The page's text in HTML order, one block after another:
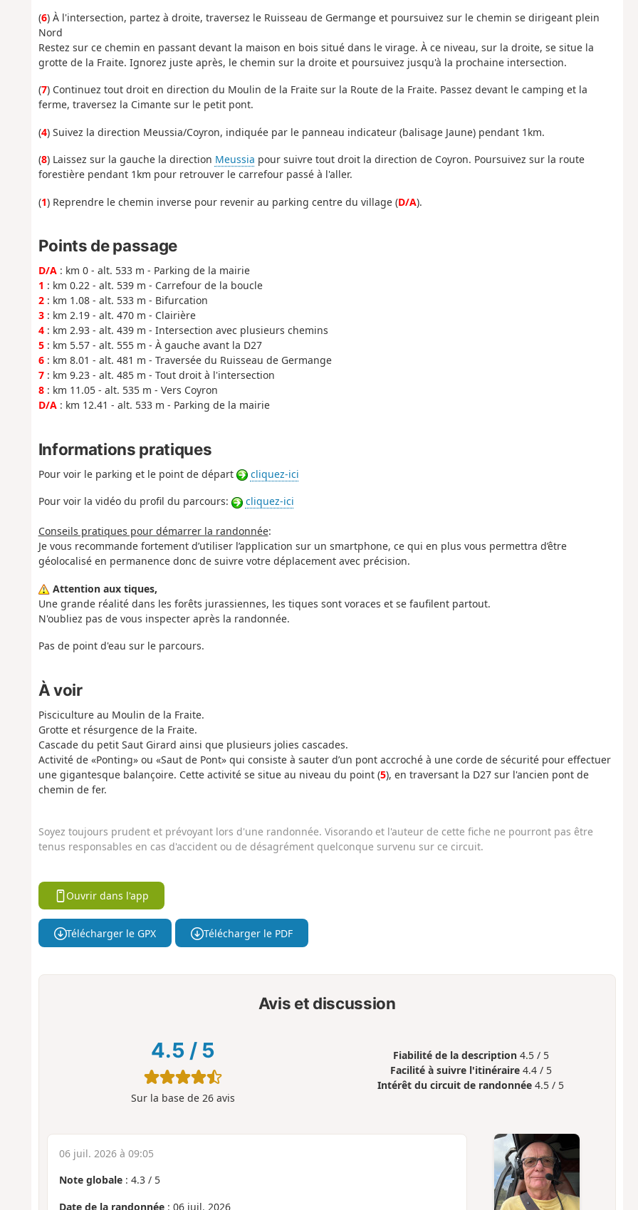
(6) À l'intersection, partez à droite, traversez le Ruisseau de Germange et poursuivez sur le chemin se dirigeant plein
Nord
Restez sur ce chemin en passant devant la maison en bois situé dans le virage. À ce niveau, sur la droite, se situe la
grotte de la Fraite. Ignorez juste après, le chemin sur la droite et poursuivez jusqu'à la prochaine intersection.
(7) Continuez tout droit en direction du Moulin de la Fraite sur la Route de la Fraite. Passez devant le camping et la
ferme, traversez la Cimante sur le petit pont.
(4) Suivez la direction Meussia/Coyron, indiquée par le panneau indicateur (balisage Jaune) pendant 1km.
(8) Laissez sur la gauche la direction Meussia pour suivre tout droit la direction de Coyron. Poursuivez sur la route
forestière pendant 1km pour retrouver le carrefour passé à l'aller.
(1) Reprendre le chemin inverse pour revenir au parking centre du village (D/A).
Points de passage
D/A: km 0 - alt. 533 m - Parking de la mairie
1 : km 0.22 - alt. 539 m - Carrefour de la boucle
2: km 1.08 - alt. 533 m - Bifurcation
3: km 2.19 - alt. 470 m - Clairière
4: km 2.93 - alt. 439 m - Intersection avec plusieurs chemins
5: km 5.57 - alt. 555 m - À gauche avant la D27
6: km 8.01 - alt. 481 m - Traversée du Ruisseau de Germange
7: km 9.23 - alt. 485 m - Tout droit à l'intersection
8: km 11.05 - alt. 535 m - Vers Coyron
D/A: km 12.41 - alt. 533 m - Parking de la mairie
Informations pratiques
Pour voir le parking et le point de départ cliquez-ici
Pour voir la vidéo du profil du parcours: cliquez-ici
Conseils pratiques pour démarrer la randonnée:
Je vous recommande fortement d’utiliser l’application sur un smartphone, ce qui en plus vous permettra d’être
géolocalisé en permanence donc de suivre votre déplacement avec précision.
Attention aux tiques,
Une grande réalité dans les forêts jurassiennes, les tiques sont voraces et se faufilent partout.
N'oubliez pas de vous inspecter après la randonnée.
Pas de point d'eau sur le parcours.
À voir
Pisciculture au Moulin de la Fraite.
Grotte et résurgence de la Fraite.
Cascade du petit Saut Girard ainsi que plusieurs jolies cascades.
Activité de «Ponting» ou «Saut de Pont» qui consiste à sauter d’un pont accroché à une corde de sécurité pour effectuer
une gigantesque balançoire. Cette activité se situe au niveau du point (5), en traversant la D27 sur l'ancien pont de
chemin de fer.
Soyez toujours prudent et prévoyant lors d'une randonnée. Visorando et l'auteur de cette fiche ne pourront pas être
tenus responsables en cas d'accident ou de désagrément quelconque survenu sur ce circuit.
Ouvrir dans l'app
Télécharger le GPX Télécharger le PDF
Avis et discussion
4.5 / 5
Sur la base de 26avis
Fiabilité de la description 4.5 / 5
Facilité à suivre l'itinéraire 4.4 / 5
Intérêt du circuit de randonnée 4.5 / 5
06 juil. 2026 à 09:05
Note globale: 4.3/ 5
Date de la randonnée: 06 juil. 2026